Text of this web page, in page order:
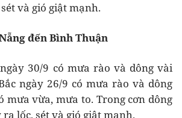
và gió giật mạnh.
đến Bình Thuận
30/9 có mưa rào và dông vài
ngày 26/9 có mưa rào và dông
mưa vừa, mưa to. Trong cơn dông
lốc, sét và gió giật mạnh.